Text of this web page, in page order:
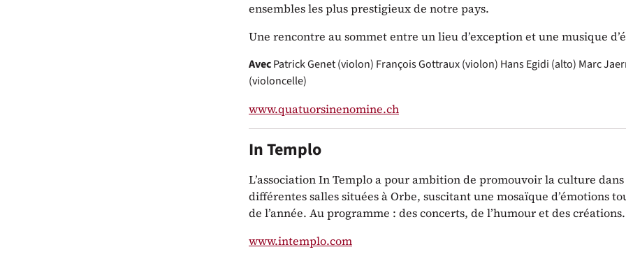
ensembles les plus prestigieux de notre pays.
Une rencontre au sommet entre un lieu d’exception et une musique
AvecPatrick Genet (violon) François Gottraux (violon) Hans Egidi (alto) Marc
(violoncelle)
www.quatuorsinenomine.ch
In Templo
L’association In Templo a pour ambition de promouvoir la culture dans
différentes salles situées à Orbe, suscitant une mosaïque d’émotions
de l’année. Au programme : des concerts, de l’humour et des créations.
www.intemplo.com